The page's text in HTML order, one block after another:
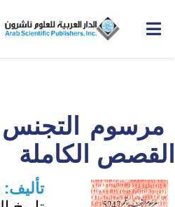
القصص الكاملة
تأليف: